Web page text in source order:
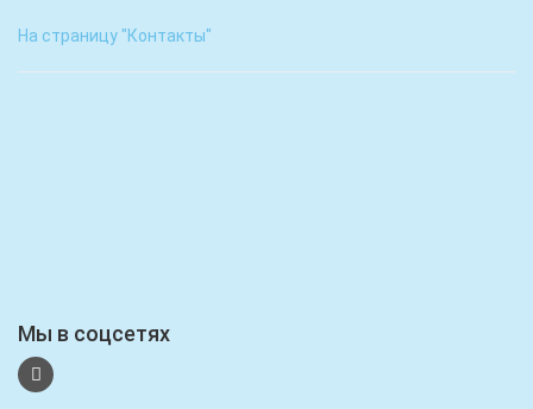
На страницу "Контакты"
Мы в соцсетях